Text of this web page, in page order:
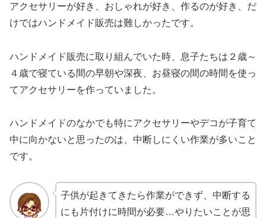
アクセサリーが好き、おしゃれが好き、作るのが好き、だ
けではハンドメイド販売は難しかったです。
ハンドメイド販売に取り組んでいた時、息子たちは２歳～
４歳で寝ている間の早朝や深夜、お昼寝の間の時間を使っ
てアクセサリーを作っていました。
ハンドメイドのなかでも特にアクセサリーやデコが子育て
中に向かないと思ったのは、中断しにくい作業が多いこと
です。
子供が起きてきたら作業ができず、中断する
にも片付けに時間が必要…やりたいことが思